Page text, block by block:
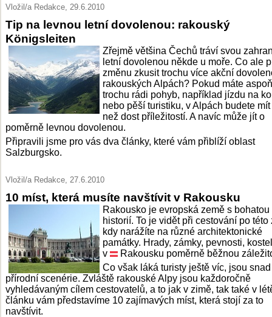
Vložil/a Redakce, 29.6.2010
Tip na levnou letní dovolenou: rakouský
Königsleiten
Zřejmě většina Čechů tráví svou
letní dovolenou někde u moře. Co ale
změnu zkusit trochu více akční
rakouských Alpách? Pokud máte aspoň
trochu rádi pohyb, například jízdu na
nebo pěší turistiku, v Alpách budete
než dost příležitostí. A navíc může jít o
poměrně levnou dovolenou.
Připravili jsme pro vás dva články, které vám přiblíží oblast
Salzburgsko.
Vložil/a Redakce, 27.6.2010
10 míst, která musíte navštívit v Rakousku
Rakousko je evropská země s bohatou
historií. To je vidět při cestování po této
kdy narážíte na různé architektonické
památky. Hrady, zámky, pevnosti,
v
Rakousku poměrně běžnou
Co však láká turisty ještě víc, jsou
přírodní scenérie. Zvláště rakouské Alpy jsou každoročně
vyhledávaným cílem cestovatelů, a to jak v zimě, tak také v
článku vám představíme 10 zajímavých míst, která stojí za to
navštívit.